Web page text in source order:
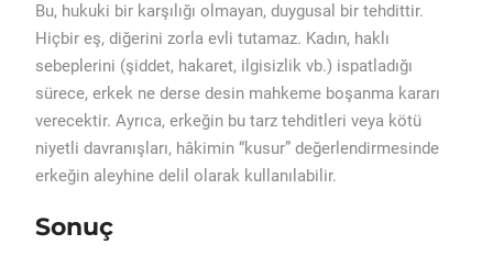
Bu, hukuki bir karşılığı olmayan, duygusal bir tehdittir.
Hiçbir eş, diğerini zorla evli tutamaz. Kadın, haklı
sebeplerini (şiddet, hakaret, ilgisizlik vb.) ispatladığı
sürece, erkek ne derse desin mahkeme boşanma kararı
verecektir. Ayrıca, erkeğin bu tarz tehditleri veya kötü
niyetli davranışları, hâkimin “kusur” değerlendirmesinde
erkeğin aleyhine delil olarak kullanılabilir.
Sonuç